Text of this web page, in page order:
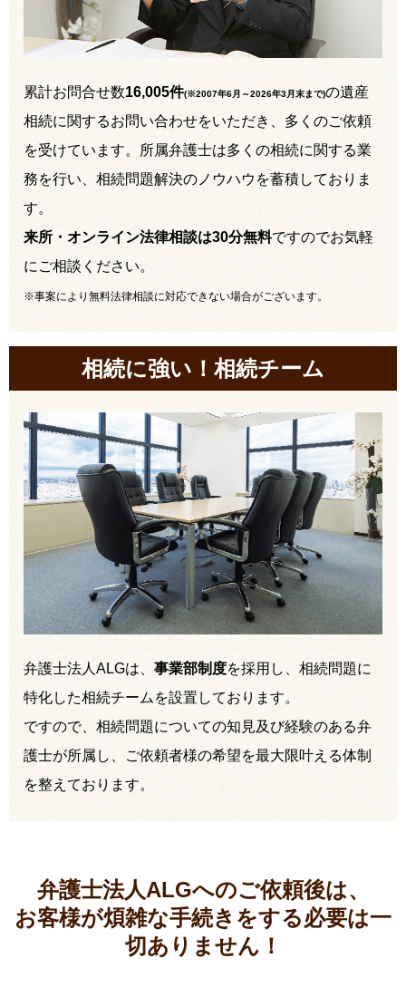
累計お問合せ数16,005件(※2007年6月～2026年3月末まで)の遺産
相続に関するお問い合わせをいただき、多くのご依頼
を受けています。所属弁護士は多くの相続に関する業
務を行い、相続問題解決のノウハウを蓄積しておりま
す。
来所・オンライン法律相談は30分無料ですのでお気軽
にご相談ください。
※事案により無料法律相談に対応できない場合がございます。
相続に強い！相続チーム
弁護士法人ALGは、 事業部制度を採用し、相続問題に
特化した相続チームを設置しております。
ですので、相続問題についての知見及び経験のある弁
護士が所属し、ご依頼者様の希望を最大限叶える体制
を整えております。
弁護士法人ALGへのご依頼後は、
お客様が煩雑な手続きをする必要は一
切ありません！